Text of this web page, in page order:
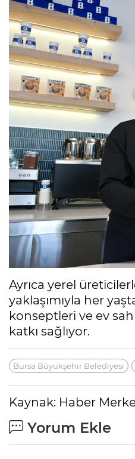
Ayrıca yerel
yaklaşımıyla her
konseptleri ve ev
katkı sağlıyor.
Bursa Büyükşehir Belediyesi
Kaynak: Haber
Yorum Ekle